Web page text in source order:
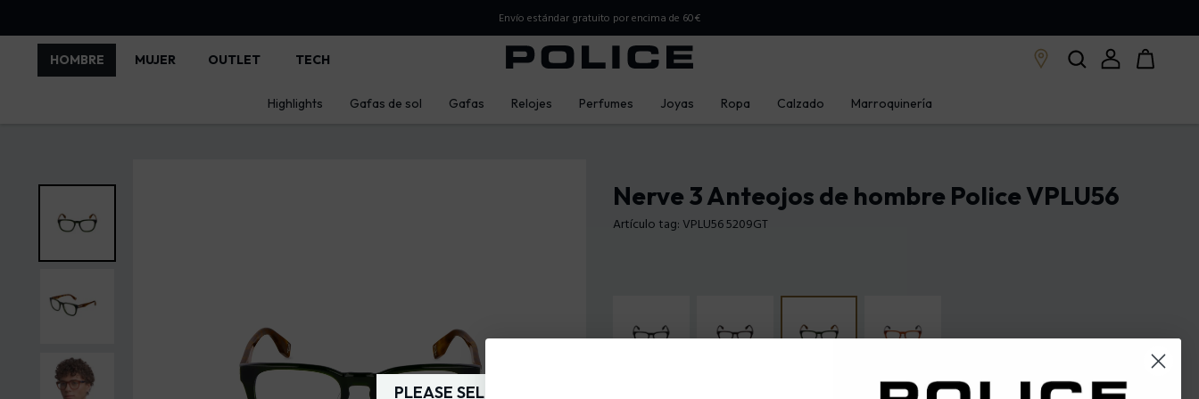
Envío estándar gratuito por encima de 60€
HOMBRE MUJER OUTLET TECH
Highlights Gafas de sol Gafas Relojes Perfumes Joyas Ropa Calzado Marroquinería
Nerve 3 Anteojos de hombre Police VPLU56
Artículo tag: VPLU56 5209GT
PLEASE SELECT YOUR MARKET